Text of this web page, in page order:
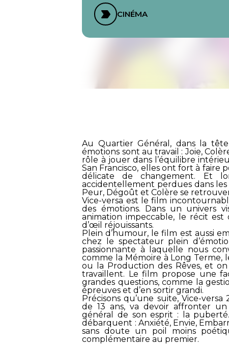
CINÉMA
Au Quartier Général, dans la
émotions sont au travail : Joie,
rôle à jouer dans l’équilibre
San Francisco, elles ont fort à
délicate de changement. Et
accidentellement perdues dans les
Peur, Dégoût et Colère se
Vice-versa est le film
des émotions. Dans un univers
animation impeccable, le récit
d’œil réjouissants.
Plein d’humour, le film est aussi
chez le spectateur plein
passionnante à laquelle nous
comme la Mémoire à Long Terme,
ou la Production des Rêves, et
travaillent. Le film propose une
grandes questions, comme la
épreuves et d’en sortir grandi.
Précisons qu’une suite, Vice-versa
de 13 ans, va devoir affronter
général de son esprit : la
débarquent : Anxiété, Envie,
sans doute un poil moins
complémentaire au premier.